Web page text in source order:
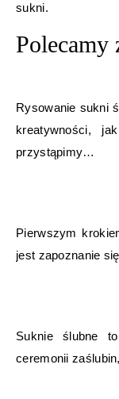
sukni.
Polecamy
Rysowanie sukni
kreatywności,
przystąpimy…
Pierwszym
jest zapoznanie
Suknie ślubne
ceremonii